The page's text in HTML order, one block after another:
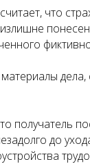
что
материалы
получатель
до